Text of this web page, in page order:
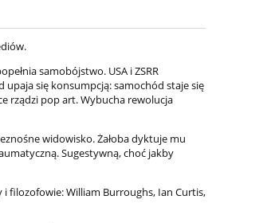
samobójstwo. USA i ZSRR
upaja się konsumpcją: samochód staje się
rządzi pop art. Wybucha rewolucja
widowisko. Żałoba dyktuje mu
Sugestywną, choć jakby
filozofowie: William Burroughs, Ian Curtis,